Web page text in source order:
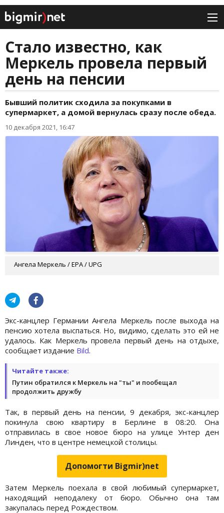
Стало известно, как
Меркель провела первый
день на пенсии
Бывший политик сходила за покупками в
супермаркет, а домой вернулась сразу после обеда.
10 декабря 2021, 16:47
Ангела Меркель / EPA / UPG
Экс-канцлер Германии Ангела Меркель после выхода на
пенсию хотела выспаться. Но, видимо, сделать это ей не
удалось. Как Меркель провела первый день на отдыхе,
сообщает издание Bild.
Читайте также:
Путин обратился к Меркель на "ты" и пообещал
продолжить дружбу
Так, в первый день на пенсии, 9 декабря, экс-канцлер
покинула свою квартиру в Берлине в 08:20. Она
отправилась в свое новое бюро на улице Унтер ден
Линден, что в центре немецкой столицы.
Допомогти Bigmir)net
Затем Меркель поехала в свой любимый супермаркет,
находящий неподалеку от бюро. Обычно она там
закупалась перед Рождеством.